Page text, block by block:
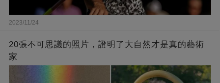
2023/11/24
20張不可思議的照片，證明了大自然才是真的藝術
家